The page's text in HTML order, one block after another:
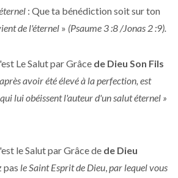
: Que ta bénédiction soit sur ton
de l'éternel » (Psaume 3 :8 /Jonas 2 :9).
Le Salut par Grâce de Dieu Son Fils
après avoir été élevé à la perfection, est
lui obéissent l'auteur d'un salut éternel »
le Salut par Grâce de de Dieu
pas le Saint Esprit de Dieu,par lequel vous